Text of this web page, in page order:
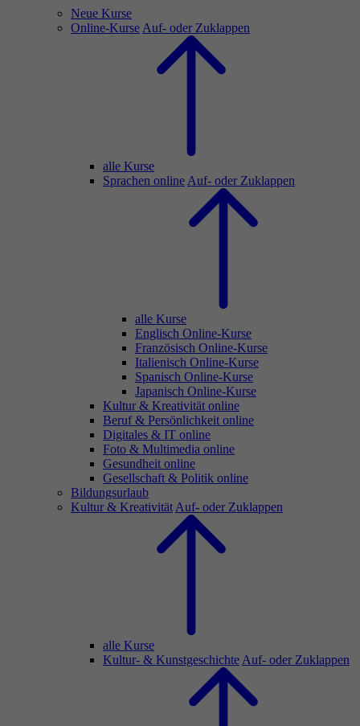
Neue Kurse
Online-Kurse Auf- oder Zuklappen
alle Kurse
Sprachen online Auf- oder Zuklappen
alle Kurse
Englisch Online-Kurse
Französisch Online-Kurse
Italienisch Online-Kurse
Spanisch Online-Kurse
Japanisch Online-Kurse
Kultur & Kreativität online
Beruf & Persönlichkeit online
Digitales & IT online
Foto & Multimedia online
Gesundheit online
Gesellschaft & Politik online
Bildungsurlaub
Kultur & Kreativität Auf- oder Zuklappen
alle Kurse
Kultur- & Kunstgeschichte Auf- oder Zuklappen